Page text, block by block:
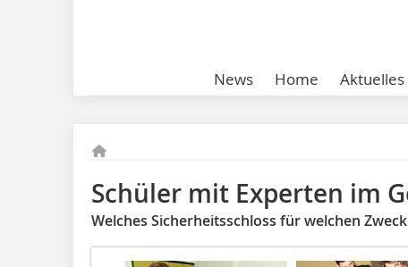
News Home Aktuelles
Schüler mit Experten im
Welches Sicherheitsschloss für welchen Zweck